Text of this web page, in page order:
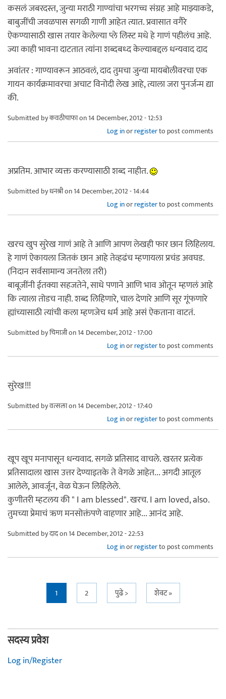
कसलं जबरदस्त, जुन्या मराठी गाण्यांचा भरगच्च संग्रह आहे माझ्याकडे,
बाबुजींची जवळपास सगळी गाणी आहेत त्यात. प्रवासात वगैरे
ऐकण्यासाठी खास तयार केलेल्या प्ले लिस्ट मधे हे गाणं पहीलंच आहे.
ज्या काही भावना दाटतात त्यांना शब्दबध्द केल्याबद्दल धन्यवाद दाद
अवांतर : गाण्यावरून आठवलं, दाद तुमचा जुन्या मायबोलीवरचा एक
गायन कार्यक्रमावरचा अचाट विनोदी लेख आहे, त्याला जरा पुनर्जन्म द्या
की.
Submitted byकवठीचाफाon 14 December, 2012 - 12:53
Log inorregisterto post comments
अप्रतिम. आभार व्यक्त करण्यासाठी शब्द नाहीत.
Submitted byधनश्रीon 14 December, 2012 - 14:44
Log inorregisterto post comments
खरच खुप सुरेख गाणं आहे ते आणि आपण लेखही फार छान लिहिलाय.
हे गाणं ऐकायला जितकं छान आहे तेव्हढंच म्हणायला प्रचंड अवघड.
(निदान सर्वसामान्य जनतेला तरी)
बाबूजींनी ईतक्या सहजतेने, साधे पणाने आणि भाव ओतून म्हणलं आहे
कि त्याला तोडच नाही. शब्द लिहिणारे, चाल देणारे आणि सूर गूंफणारे
ह्यांच्यासाठी त्यांची कला म्हणजेच धर्म आहे असं ऐकताना वाटतं.
Submitted byचिमाजीon 14 December, 2012 - 17:00
Log inorregisterto post comments
सुरेख!!!
Submitted byवत्सलाon 14 December, 2012 - 17:40
Log inorregisterto post comments
खूप खूप मनापासून धन्यवाद. सगळे प्रतिसाद वाचले. खरतर प्रत्येक
प्रतिसादाला खास उत्तर देण्याइतके ते वेगळे आहेत... अगदी आतूल
आलेले, आवर्जून, वेळ घेऊन लिहिलेले.
कुणीतरी म्हटलय की " I am blessed". खरच. I am loved, also.
तुमच्या प्रेमाचं ऋण मनसोक्तंपणे वाहणार आहे... आनंद आहे.
Submitted byदादon 14 December, 2012 - 22:53
Log inorregisterto post comments
1 2 पुढे > शेवट »
सदस्य प्रवेश
Log in/Register